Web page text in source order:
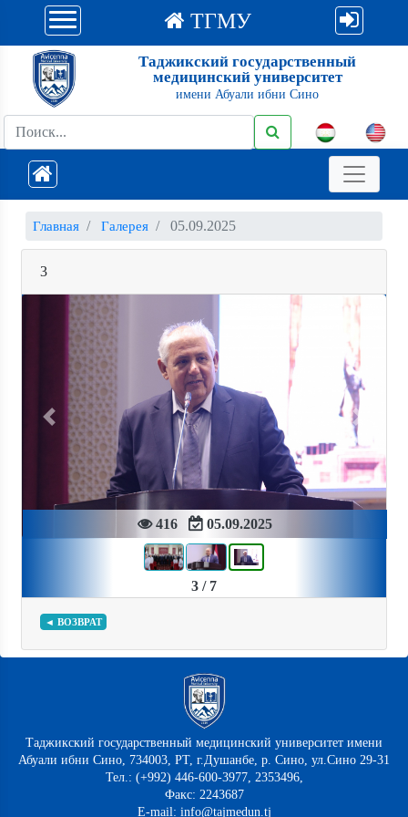
ТГМУ
Таджикский государственный
медицинский университет
имени Абуали ибни Сино
Главная Галерея 05.09.2025
3
416 05.09.2025
Previous Next
3 / 7
◄ ВОЗВРАТ
Таджикский государственный медицинский университет имени
Абуали ибни Сино, 734003, РТ, г.Душанбе, р. Сино, ул.Сино 29-31
Тел.: (+992) 446-600-3977, 2353496,
Факс: 2243687
E-mail: info@tajmedun.tj